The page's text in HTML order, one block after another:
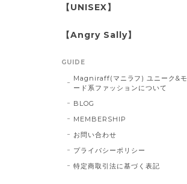
【UNISEX】
【Angry Sally】
GUIDE
Magniraff(マニラフ) ユニーク&モ
ード系ファッションについて
BLOG
MEMBERSHIP
お問い合わせ
プライバシーポリシー
特定商取引法に基づく表記